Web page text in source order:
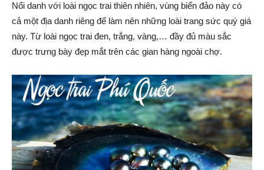
Nổi danh với loài ngọc trai thiên nhiên, vùng biển đảo này có
cả một địa danh riêng để làm nên những loài trang sức quý giá
này. Từ loài ngọc trai đen, trắng, vàng,… đầy đủ màu sắc
được trưng bày đẹp mắt trên các gian hàng ngoài chợ.